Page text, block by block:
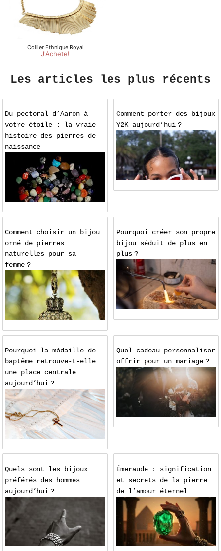
Les articles les plus récents
Du pectoral d’Aaron à
votre étoile : la vraie
histoire des pierres de
naissance
Comment porter des bijoux
Y2K aujourd’hui ?
Comment choisir un bijou
orné de pierres
naturelles pour sa
femme ?
Pourquoi créer son propre
bijou séduit de plus en
plus ?
Pourquoi la médaille de
baptême retrouve-t-elle
une place centrale
aujourd’hui ?
Quel cadeau personnaliser
offrir pour un mariage ?
Quels sont les bijoux
préférés des hommes
aujourd’hui ?
Émeraude : signification
et secrets de la pierre
de l’amour éternel